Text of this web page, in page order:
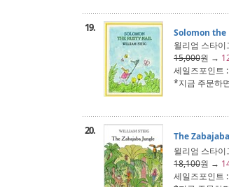
19.
Solomon the
윌리엄 스타이
15,000원 →
세일즈포인트 :
*지금 주문하
20. The
윌리엄 스타이
18,100원 →
세일즈포인트 :